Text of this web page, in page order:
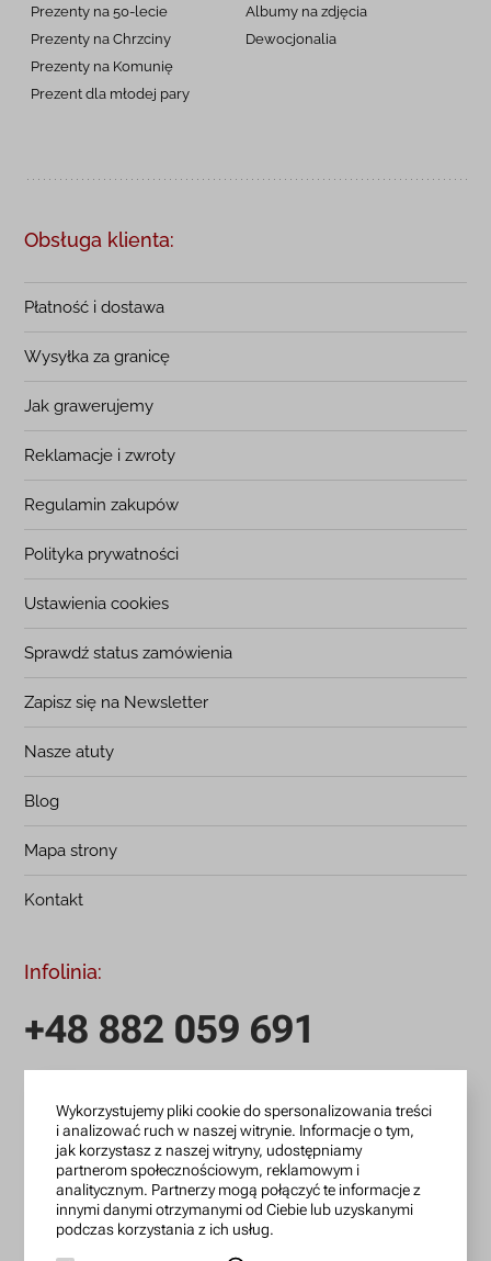
Prezenty na 50-lecie
Prezenty na Chrzciny
Prezenty na Komunię
Prezent dla młodej pary
Albumy na zdjęcia
Dewocjonalia
Obsługa klienta:
Płatność i dostawa
Wysyłka za granicę
Jak grawerujemy
Reklamacje i zwroty
Regulamin zakupów
Polityka prywatności
Ustawienia cookies
Sprawdź status zamówienia
Zapisz się na Newsletter
Nasze atuty
Blog
Mapa strony
Kontakt
Infolinia:
+48 882 059 691
zamowienia@lanotti.com
Pisząc w sprawie swojego zamówienia podaj w tytule
wiadomości numer, który otrzymałeś w potwierdzeniu.
Konto bankowe:
Wykorzystujemy pliki cookie do spersonalizowania treści
i analizować ruch w naszej witrynie. Informacje o tym,
jak korzystasz z naszej witryny, udostępniamy
partnerom społecznościowym, reklamowym i
analitycznym. Partnerzy mogą połączyć te informacje z
innymi danymi otrzymanymi od Ciebie lub uzyskanymi
podczas korzystania z ich usług.